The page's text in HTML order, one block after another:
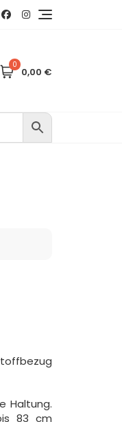
0
0,00 €
Haltung.
83 cm